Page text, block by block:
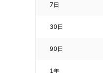
7日
30日
90日
1年